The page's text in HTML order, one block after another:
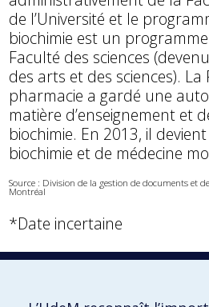
de l’Université et le
biochimie est un
Faculté des sciences
des arts et des sciences). La
pharmacie a gardé une
matière d’enseignement et
biochimie. En 2013, il
biochimie et de médecine
Source : Division de la gestion de documents et
Montréal
*Date incertaine
1950